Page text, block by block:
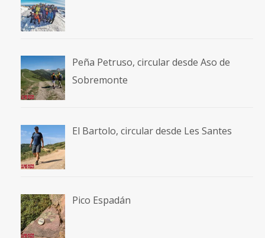
Peña Petruso, circular desde Aso de
Sobremonte
El Bartolo, circular desde Les Santes
Pico Espadán